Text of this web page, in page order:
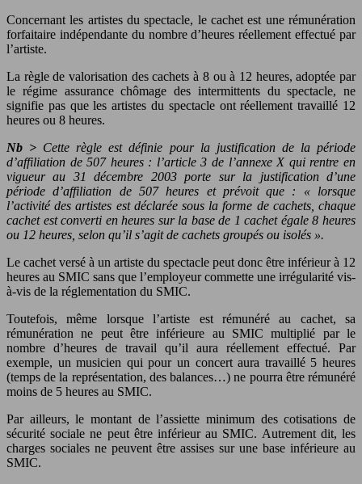
Concernant les artistes du spectacle, le cachet est une rémunération
forfaitaire indépendante du nombre d’heures réellement effectué par
l’artiste.
La règle de valorisation des cachets à 8 ou à 12 heures, adoptée par
le régime assurance chômage des intermittents du spectacle, ne
signifie pas que les artistes du spectacle ont réellement travaillé 12
heures ou 8 heures.
Nb > Cette règle est définie pour la justification de la période
d’affiliation de 507 heures : l’article 3 de l’annexe X qui rentre en
vigueur au 31 décembre 2003 porte sur la justification d’une
période d’affiliation de 507 heures et prévoit que : « lorsque
l’activité des artistes est déclarée sous la forme de cachets, chaque
cachet est converti en heures sur la base de 1 cachet égale 8 heures
ou 12 heures, selon qu’il s’agit de cachets groupés ou isolés ».
Le cachet versé à un artiste du spectacle peut donc être inférieur à 12
heures au SMIC sans que l’employeur commette une irrégularité vis-
à-vis de la réglementation du SMIC.
Toutefois, même lorsque l’artiste est rémunéré au cachet, sa
rémunération ne peut être inférieure au SMIC multiplié par le
nombre d’heures de travail qu’il aura réellement effectué. Par
exemple, un musicien qui pour un concert aura travaillé 5 heures
(temps de la représentation, des balances…) ne pourra être rémunéré
moins de 5 heures au SMIC.
Par ailleurs, le montant de l’assiette minimum des cotisations de
sécurité sociale ne peut être inférieur au SMIC. Autrement dit, les
charges sociales ne peuvent être assises sur une base inférieure au
SMIC.